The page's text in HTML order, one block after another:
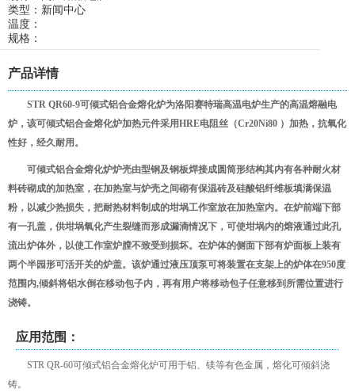
类型：新闻中心
温度：
规格：
产品详情
STR QR60-9可倾式铝合金熔化炉为洛阳赛特瑞高温电炉生产的高温熔融电
炉，该可倾式铝合金熔化炉加热元件采用HRE电阻丝（Cr20Ni80 ）加热，抗氧化
性好，经久耐用。
可倾式铝合金熔化炉炉壳由型钢及钢板焊接成圆筒形结构其内有各种耐火材
料砖砌成的加热室，在加热室与炉壳之间砌有保温砖及硅酸铝纤维板填满保温
粉，以减少热损失，把耐热材料制成的坩埚工作室放在加热室内。在炉前端下部
有一孔盖，供坩埚氧化产生裂缝而形成漏滴情况下，可使坩埚内的熔液通过此孔
流出炉体外，以使工作室炉膛不致受到损坏。在炉体的侧面下部有炉面板上装有
两个半园形可活开关的炉盖。该炉通过液压顶泵可将装置在支架上的炉体在950度
范围内,倾斜将铝水倒在移动包子内，再有用户将移动包子任意移到所需位置进行
浇铸。
应用范围：
STR QR-60可倾式铝合金熔化炉可用于铝、镁等有色金属，熔化可倾斜浇
铸。